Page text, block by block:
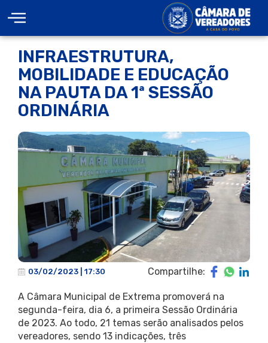
INFRAESTRUTURA,
MOBILIDADE E EDUCAÇÃO
NA PAUTA DA 1ª SESSÃO
ORDINÁRIA
03/02/2023 | 17:30 Compartilhe:
A Câmara Municipal de Extrema promoverá na
segunda-feira, dia 6, a primeira Sessão Ordinária
de 2023. Ao todo, 21 temas serão analisados pelos
vereadores, sendo 13 indicações, três